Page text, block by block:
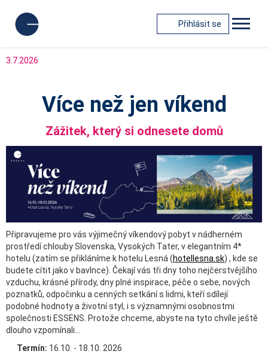
Přihlásit se
3.7.2026
Více než jen víkend
Zážitek, který si odnesete domů
Připravujeme pro vás výjimečný víkendový pobyt v nádherném
prostředí chlouby Slovenska, Vysokých Tater, v elegantním 4*
hotelu (zatím se přikláníme k hotelu Lesná (hotellesna.sk) , kde se
budete cítit jako v bavlnce). Čekají vás tři dny toho nejčerstvějšího
vzduchu, krásné přírody, dny plné inspirace, péče o sebe, nových
poznatků, odpočinku a cenných setkání s lidmi, kteří sdílejí
podobné hodnoty a životní styl, i s významnými osobnostmi
společnosti ESSENS. Protože chceme, abyste na tyto chvíle ještě
dlouho vzpomínali...
Termín: 16.10. - 18.10. 2026